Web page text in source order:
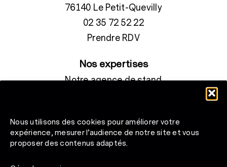
Nous utilisons des cookies pour améliorer votre
expérience, mesurer l’audience de notre site et vous
proposer des contenus adaptés.
76140 Le Petit-Quevilly
02 35 72 52 22
Prendre RDV
Nos expertises
Notre agence de stand
Plan du site